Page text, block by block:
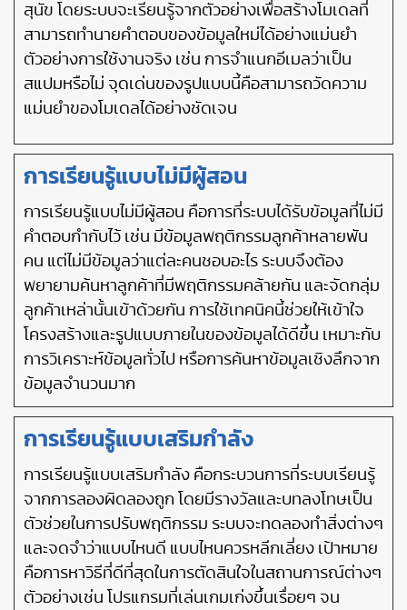
สุนัข โดยระบบจะเรียนรู้จากตัวอย่างเพื่อสร้างโมเดลที่
สามารถทำนายคำตอบของข้อมูลใหม่ได้อย่างแม่นยำ
ตัวอย่างการใช้งานจริง เช่น การจำแนกอีเมลว่าเป็น
สแปมหรือไม่ จุดเด่นของรูปแบบนี้คือสามารถวัดความ
แม่นยำของโมเดลได้อย่างชัดเจน
การเรียนรู้แบบไม่มีผู้สอน
การเรียนรู้แบบไม่มีผู้สอน คือการที่ระบบได้รับข้อมูลที่ไม่มี
คำตอบกำกับไว้ เช่น มีข้อมูลพฤติกรรมลูกค้าหลายพัน
คน แต่ไม่มีข้อมูลว่าแต่ละคนชอบอะไร ระบบจึงต้อง
พยายามค้นหาลูกค้าที่มีพฤติกรรมคล้ายกัน และจัดกลุ่ม
ลูกค้าเหล่านั้นเข้าด้วยกัน การใช้เทคนิคนี้ช่วยให้เข้าใจ
โครงสร้างและรูปแบบภายในของข้อมูลได้ดีขึ้น เหมาะกับ
การวิเคราะห์ข้อมูลทั่วไป หรือการค้นหาข้อมูลเชิงลึกจาก
ข้อมูลจำนวนมาก
การเรียนรู้แบบเสริมกำลัง
การเรียนรู้แบบเสริมกำลัง คือกระบวนการที่ระบบเรียนรู้
จากการลองผิดลองถูก โดยมีรางวัลและบทลงโทษเป็น
ตัวช่วยในการปรับพฤติกรรม ระบบจะทดลองทำสิ่งต่างๆ
และจดจำว่าแบบไหนดี แบบไหนควรหลีกเลี่ยง เป้าหมาย
คือการหาวิธีที่ดีที่สุดในการตัดสินใจในสถานการณ์ต่างๆ
ตัวอย่างเช่น โปรแกรมที่เล่นเกมเก่งขึ้นเรื่อยๆ จน